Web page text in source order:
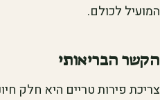
המועיל לכולם.
הקשר הבריאותי
צריכת פירות טריים היא חלק